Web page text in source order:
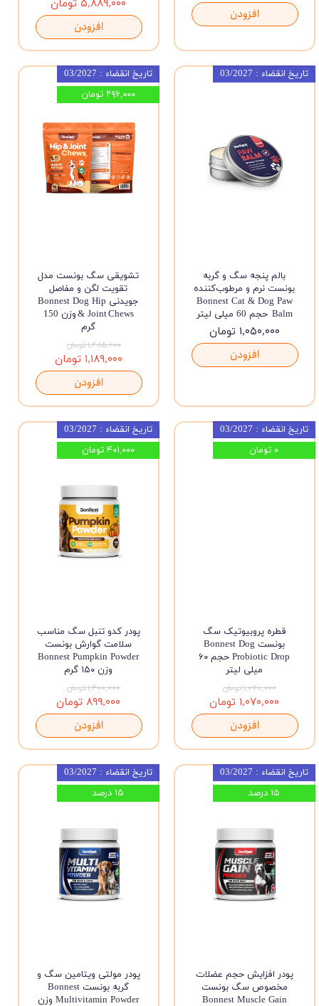
افزودن
۵,۸۸۹,۰۰۰ تومان
افزودن
بالم پنجه سگ و گربه
بونست نرم و مرطوب‌کننده
Bonnest Cat & Dog Paw
Balm حجم 60 میلی لیتر
۱,۰۵۰,۰۰۰ تومان
افزودن
تاریخ انقضاء : 03/2027
تشویقی سگ بونست مدل
تقویت لگن و مفاصل
جویدنی Bonnest Dog Hip
& Joint Chews وزن 150
گرم
۱,۴۸۵,۰۰۰ تومان
۱,۱۸۹,۰۰۰ تومان
افزودن
تاریخ انقضاء : 03/2027
۲۹۶,۰۰۰ تومان
قطره پروبیوتیک سگ
بونست Bonnest Dog
Probiotic Drop حجم ۶۰
میلی لیتر
۱,۰۷۰,۰۰۰ تومان
۱,۰۷۰,۰۰۰ تومان
افزودن
تاریخ انقضاء : 03/2027
۰ تومان
پودر کدو تنبل سگ مناسب
سلامت گوارش بونست
Bonnest Pumpkin Powder
وزن ۱۵۰ گرم
۱,۳۰۰,۰۰۰ تومان
۸۹۹,۰۰۰ تومان
افزودن
تاریخ انقضاء : 03/2027
۴۰۱,۰۰۰ تومان
پودر افزایش حجم عضلات
مخصوص سگ بونست
Bonnest Muscle Gain
تاریخ انقضاء : 03/2027
۱۵ درصد
پودر مولتی ویتامین سگ و
گربه بونست Bonnest
Multivitamin Powder وزن
تاریخ انقضاء : 03/2027
۱۵ درصد